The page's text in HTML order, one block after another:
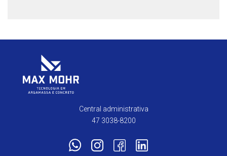
Central administrativa
47 3038-8200